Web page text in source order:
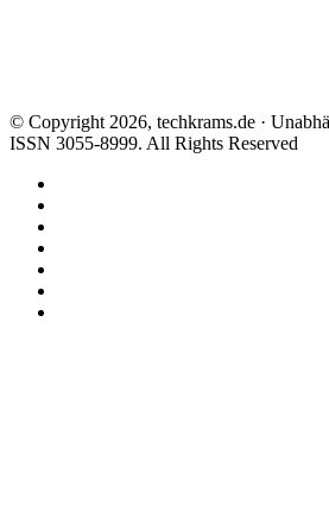
© Copyright 2026, techkrams.de ·
ISSN 3055-8999. All Rights Reserved